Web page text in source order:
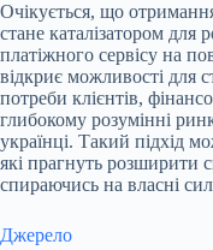
Очікується, що отримання
стане каталізатором для
платіжного сервісу на
відкриє можливості для
потреби клієнтів,
глибокому розумінні
українці. Такий підхід
які прагнуть розширити
спираючись на власні
Джерело